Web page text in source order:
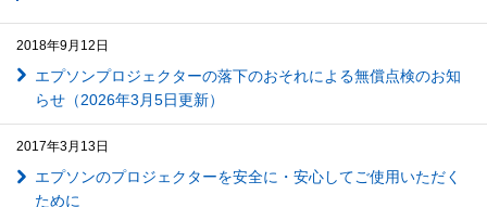
2018年9月12日
エプソンプロジェクターの落下のおそれによる無償点検のお知
らせ（2026年3月5日更新）
2017年3月13日
エプソンのプロジェクターを安全に・安心してご使用いただく
ために